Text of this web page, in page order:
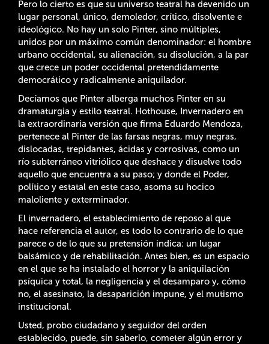
Pero lo cierto es que su universo teatral ha devenido un
lugar personal, único, demoledor, crítico, disolvente e
ideológico. No hay un solo Pinter, sino múltiples,
unidos por un máximo común denominador: el hombre
urbano occidental, su alienación, su disolución, a la par
que crece un poder occidental pretendidamente
democrático y radicalmente aniquilador.
Decíamos que Pinter alberga muchos Pinter en su
dramaturgia y estilo teatral. Hothouse, Invernadero en
la extraordinaria versión que firma Eduardo Mendoza,
pertenece al Pinter de las farsas negras, muy negras,
dislocadas, trepidantes, ácidas y corrosivas, como un
río subterráneo vitriólico que deshace y disuelve todo
aquello que encuentra a su paso; y donde el Poder,
político y estatal en este caso, asoma su hocico
maloliente y exterminador.
El invernadero, el establecimiento de reposo al que
hace referencia el autor, es todo lo contrario de lo que
parece o de lo que su pretensión indica: un lugar
balsámico y de rehabilitación. Antes bien, es un espacio
en el que se ha instalado el horror y la aniquilación
psíquica y total, la negligencia y el desamparo y, cómo
no, el asesinato, la desaparición impune, y el mutismo
institucional.
Usted, probo ciudadano y seguidor del orden
establecido, puede, sin saberlo, cometer algún error y